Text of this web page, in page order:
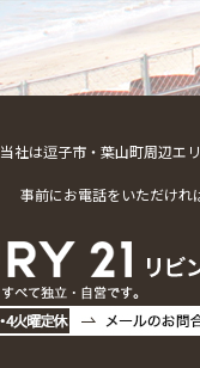
当社は逗子市・葉山町周辺エ
事前にお電話をいただけれ